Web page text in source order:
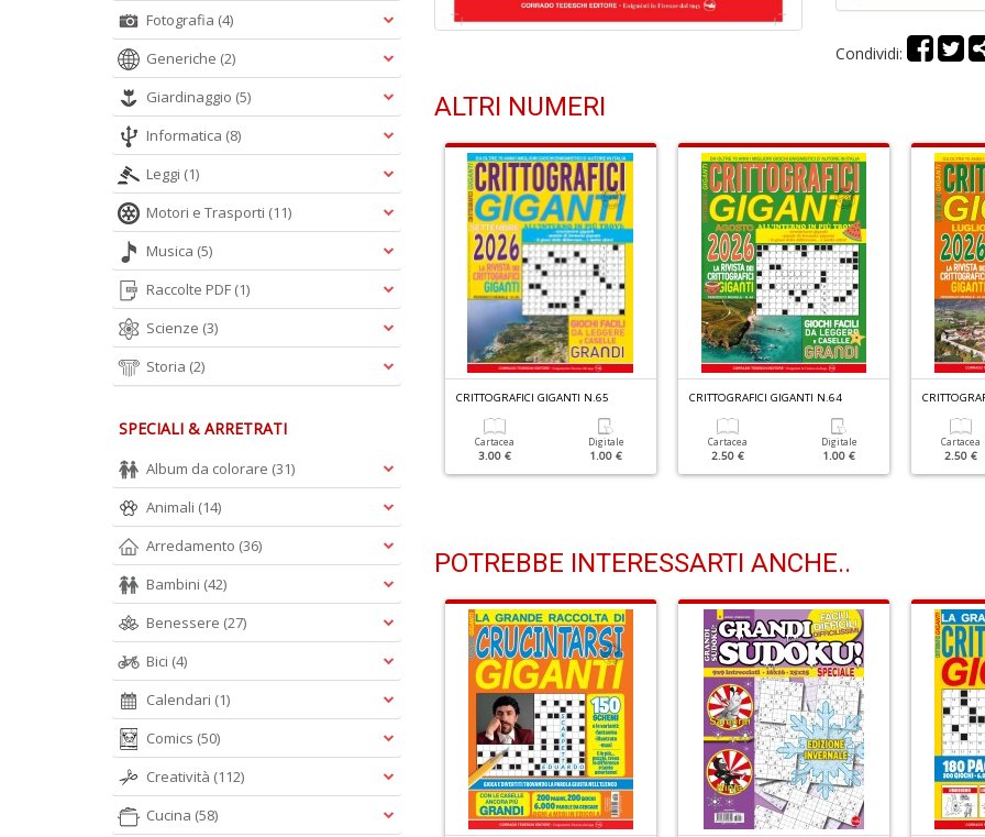
Condividi:
ALTRI NUMERI
CRITTOGRAFICI GIGANTI N.65
Cartacea
3.00 €
Digitale
1.00 €
CRITTOGRAFICI GIGANTI N.64
Cartacea
2.50 €
Digitale
1.00 €
Cartacea
2.50 €
POTREBBE INTERESSARTI ANCHE..
Fotografia (4)
Generiche (2)
Giardinaggio (5)
Informatica (8)
Leggi (1)
Motori e Trasporti (11)
Musica (5)
Raccolte PDF (1)
Scienze (3)
Storia (2)
SPECIALI & ARRETRATI
Album da colorare (31)
Animali (14)
Arredamento (36)
Bambini (42)
Benessere (27)
Bici (4)
Calendari (1)
Comics (50)
Creatività (112)
Cucina (58)